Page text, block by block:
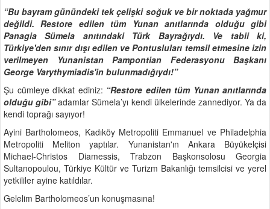
“Bu bayram günündeki tek çelişki soğuk ve bir noktada yağmur
değildi. Restore edilen tüm Yunan anıtlarında olduğu gibi
Panagia Sümela anıtındaki Türk Bayrağıydı. Ve tabii ki,
Türkiye'den sınır dışı edilen ve Pontusluları temsil etmesine izin
verilmeyen Yunanistan Pampontian Federasyonu Başkanı
George Varythymiadis'in bulunmadığıydı!”
Şu cümleye dikkat ediniz: “Restore edilen tüm Yunan anıtlarında
olduğu gibi”adamlar Sümela’yı kendi ülkelerinde zannediyor. Ya da
kendi toprağı sayıyor!
Ayini Bartholomeos, Kadıköy Metropoliti Emmanuel ve Philadelphia
Metropoliti Meliton yaptılar. Yunanistan'ın Ankara Büyükelçisi
Michael-Christos Diamessis, Trabzon Başkonsolosu Georgia
Sultanopoulou, Türkiye Kültür ve Turizm Bakanlığı temsilcisi ve yerel
yetkililer ayine katıldılar.
Gelelim Bartholomeos’un konuşmasına!